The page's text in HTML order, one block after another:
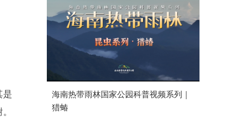
是
海南热带雨林国家公园科普视频系列｜
猎蝽